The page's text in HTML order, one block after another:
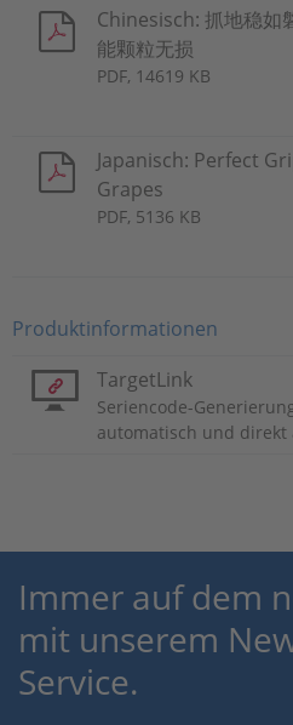
Chinesisch: 抓地稳如
能颗粒无损
PDF, 14619 KB
Japanisch: Perfect
Grapes
PDF, 5136 KB
Produktinformationen
TargetLink
Seriencode-
automatisch und
Immer auf dem
mit unserem
Service.